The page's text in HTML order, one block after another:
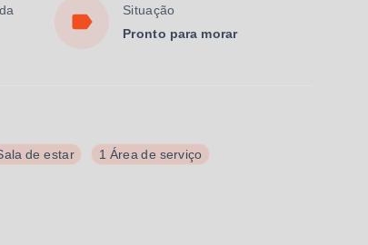
Situação
Pronto para morar
de estar 1 Área de serviço